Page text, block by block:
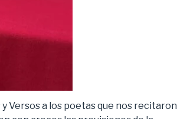
Versos a los poetas que nos recitaron